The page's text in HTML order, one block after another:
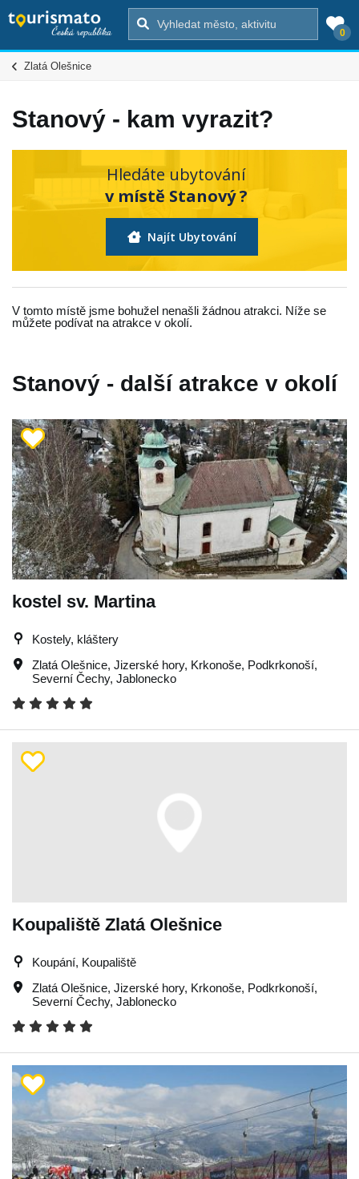
0
Zlatá Olešnice
Stanový - kam vyrazit?
Hledáte ubytování
v místě Stanový ?
Najít Ubytování
V tomto místě jsme bohužel nenašli žádnou atrakci. Níže se
můžete podívat na atrakce v okolí.
Stanový - další atrakce v okolí
kostel sv. Martina
Kostely, kláštery
Zlatá Olešnice, Jizerské hory, Krkonoše, Podkrkonoší,
Severní Čechy, Jablonecko
Koupaliště Zlatá Olešnice
Koupání, Koupaliště
Zlatá Olešnice, Jizerské hory, Krkonoše, Podkrkonoší,
Severní Čechy, Jablonecko